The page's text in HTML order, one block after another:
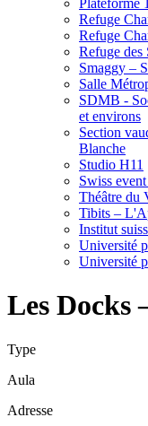
Refuge
Refuge
Refuge des
Smaggy –
Salle
SDMB -
et environs
Section
Blanche
Studio H11
Swiss
Théâtre du
Tibits –
Institut
Université
Université
Les Docks
Type
Aula
Adresse